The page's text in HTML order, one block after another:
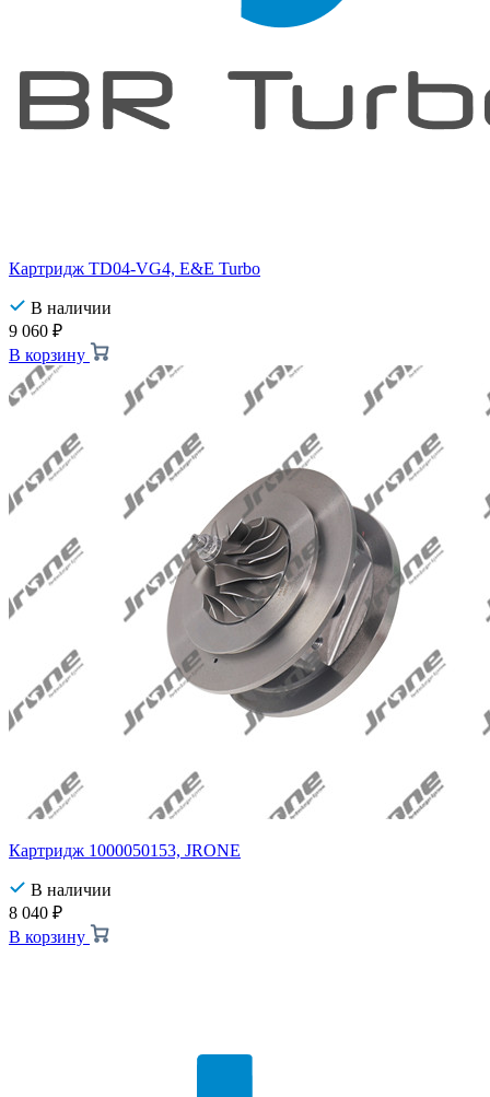
Картридж TD04-VG4, E&E Turbo
В наличии
9 060 ₽
В корзину
Картридж 1000050153, JRONE
В наличии
8 040 ₽
В корзину